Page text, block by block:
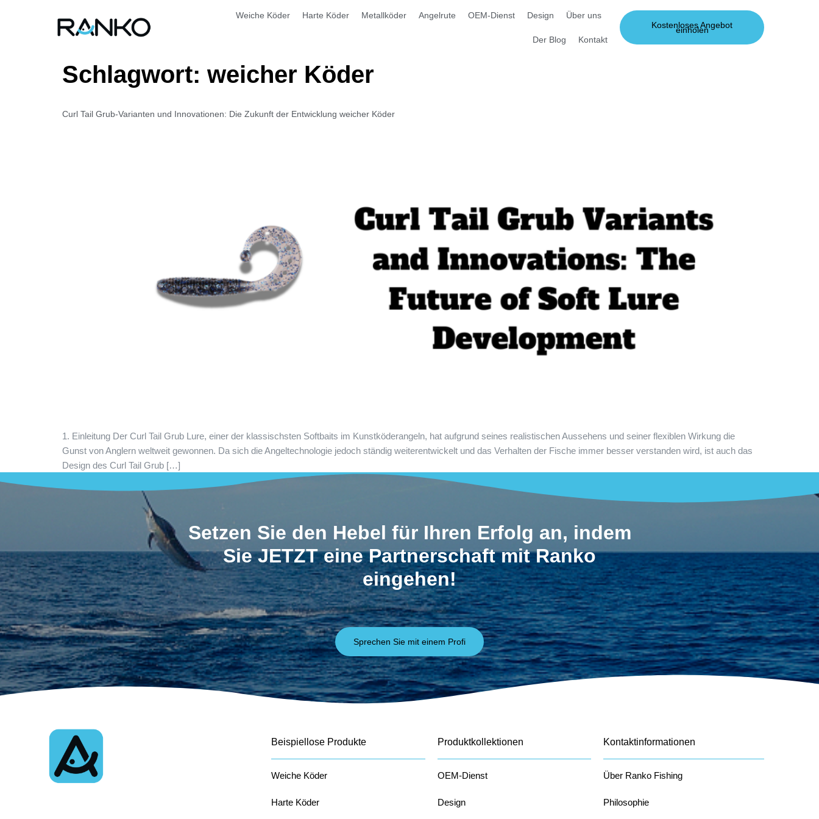
Weiche Köder Harte Köder Metallköder Angelrute OEM-Dienst Design Über uns
Der Blog Kontakt
Kostenloses Angebot
einholen
Schlagwort: weicher Köder
Curl Tail Grub-Varianten und Innovationen: Die Zukunft der Entwicklung weicher Köder
1. Einleitung Der Curl Tail Grub Lure, einer der klassischsten Softbaits im Kunstköderangeln, hat aufgrund seines realistischen Aussehens und seiner flexiblen Wirkung die
Gunst von Anglern weltweit gewonnen. Da sich die Angeltechnologie jedoch ständig weiterentwickelt und das Verhalten der Fische immer besser verstanden wird, ist auch das
Design des Curl Tail Grub […]
Setzen Sie den Hebel für Ihren Erfolg an, indem
Sie JETZT eine Partnerschaft mit Ranko
eingehen!
Sprechen Sie mit einem Profi
Beispiellose Produkte
Weiche Köder
Harte Köder
Produktkollektionen
OEM-Dienst
Design
Kontaktinformationen
Über Ranko Fishing
Philosophie